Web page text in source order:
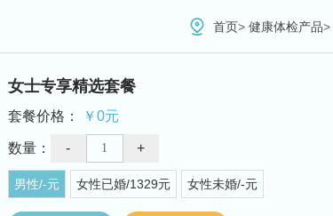
首页> 健康体检产品>
女士专享精选套餐
套餐价格： ￥0元
数量： - +
男性/-元 女性已婚/1329元 女性未婚/-元